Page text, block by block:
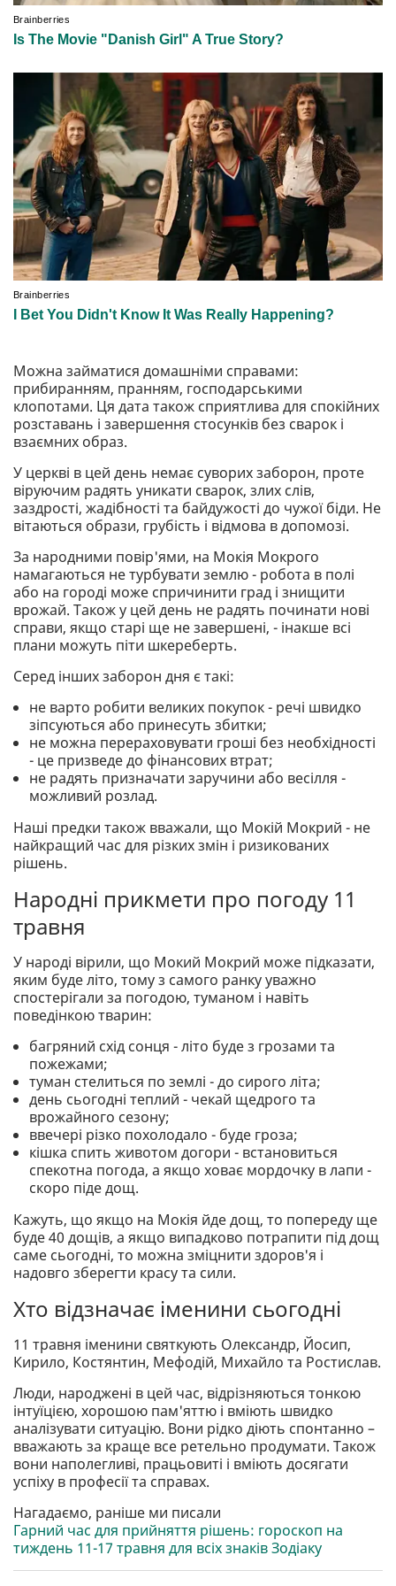
Можна займатися домашніми справами:
прибиранням, пранням, господарськими
клопотами. Ця дата також сприятлива для спокійних
розставань і завершення стосунків без сварок і
взаємних образ.
У церкві в цей день немає суворих заборон, проте
віруючим радять уникати сварок, злих слів,
заздрості, жадібності та байдужості до чужої біди. Не
вітаються образи, грубість і відмова в допомозі.
За народними повір'ями, на Мокія Мокрого
намагаються не турбувати землю - робота в полі
або на городі може спричинити град і знищити
врожай. Також у цей день не радять починати нові
справи, якщо старі ще не завершені, - інакше всі
плани можуть піти шкереберть.
Серед інших заборон дня є такі:
не варто робити великих покупок - речі швидко
зіпсуються або принесуть збитки;
не можна перераховувати гроші без необхідності
- це призведе до фінансових втрат;
не радять призначати заручини або весілля -
можливий розлад.
Наші предки також вважали, що Мокій Мокрий - не
найкращий час для різких змін і ризикованих
рішень.
Народні прикмети про погоду 11
травня
У народі вірили, що Мокий Мокрий може підказати,
яким буде літо, тому з самого ранку уважно
спостерігали за погодою, туманом і навіть
поведінкою тварин:
багряний схід сонця - літо буде з грозами та
пожежами;
туман стелиться по землі - до сирого літа;
день сьогодні теплий - чекай щедрого та
врожайного сезону;
ввечері різко похолодало - буде гроза;
кішка спить животом догори - встановиться
спекотна погода, а якщо ховає мордочку в лапи -
скоро піде дощ.
Кажуть, що якщо на Мокія йде дощ, то попереду ще
буде 40 дощів, а якщо випадково потрапити під дощ
саме сьогодні, то можна зміцнити здоров'я і
надовго зберегти красу та сили.
Хто відзначає іменини сьогодні
11 травня іменини святкують Олександр, Йосип,
Кирило, Костянтин, Мефодій, Михайло та Ростислав.
Люди, народжені в цей час, відрізняються тонкою
інтуїцією, хорошою пам'яттю і вміють швидко
аналізувати ситуацію. Вони рідко діють спонтанно –
вважають за краще все ретельно продумати. Також
вони наполегливі, працьовиті і вміють досягати
успіху в професії та справах.
Нагадаємо, раніше ми писали
Гарний час для прийняття рішень: гороскоп на
тиждень 11-17 травня для всіх знаків Зодіаку